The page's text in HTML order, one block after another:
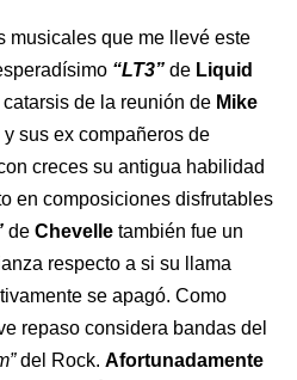
musicales que me llevé este
“LT3” de Liquid
catarsis de la reunión de Mike
y sus ex compañeros de
creces su antigua habilidad
en composiciones disfrutables
de Chevelle también fue un
respecto a si su llama
se apagó. Como
repaso considera bandas del
del Rock. Afortunadamente